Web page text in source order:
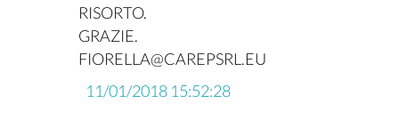
RISORTO.
GRAZIE.
FIORELLA@CAREPSRL.EU
11/01/2018 15:52:28